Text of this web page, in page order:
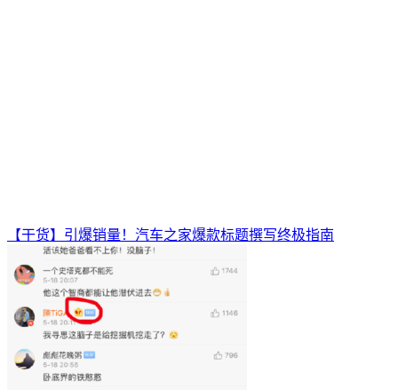
【干货】引爆销量！汽车之家爆款标题撰写终极指南